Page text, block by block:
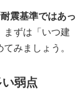
震基準ではあっ
まずは「いつ建
みましょう。
弱点